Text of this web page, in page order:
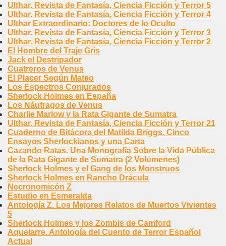
Ulthar. Revista de Fantasía, Ciencia Ficción y Terror 5
Ulthar. Revista de Fantasía, Ciencia Ficción y Terror 4
Ulthar Extraordinario: Doctores de lo Oculto
Ulthar. Revista de Fantasía, Ciencia Ficción y Terror 3
Ulthar. Revista de Fantasía, Ciencia Ficción y Terror 2
El Hombre del Traje Gris
Jack el Destripador
Cuatreros de Venus
El Placer Según Mateo
Los Espectros Conjurados
Sherlock Holmes en España
Los Náufragos de Venus
Charlie Marlow y la Rata Gigante de Sumatra
Ulthar. Revista de Fantasía, Ciencia Ficción y Terror 21
Cuaderno de Bitácora del Matilda Briggs. Cinco
Ensayos Sherlockianos y una Carta
Cazando Ratas. Una Monografía Sobre la Vida Pública
de la Rata Gigante de Sumatra (2 Volúmenes)
Sherlock Holmes y el Gang de los Monstruos
Sherlock Holmes en Rancho Drácula
Necronomicón Z
Estudio en Esmeralda
Antología Z. Los Mejores Relatos de Muertos Vivientes
5
Sherlock Holmes y los Zombis de Camford
Aquelarre. Antología del Cuento de Terror Español
Actual